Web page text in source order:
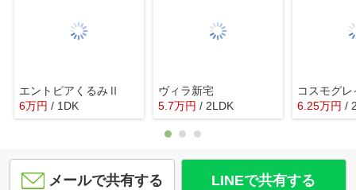
エントピアくるみⅡ
6万円 / 1DK
ヴィラ新宅
5.7万円 / 2LDK
コスモグレ
6.25万円 /
メールで共有する LINEで共有する